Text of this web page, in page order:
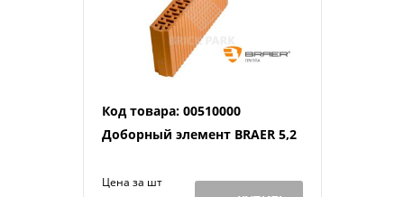
Код товара: 00510000
Доборный элемент BRAER 5,2
Цена за шт